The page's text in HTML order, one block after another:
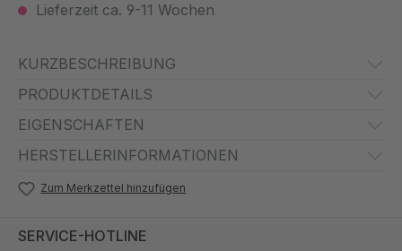
Lieferzeit ca. 9-11 Wochen
KURZBESCHREIBUNG
PRODUKTDETAILS
EIGENSCHAFTEN
HERSTELLERINFORMATIONEN
Zum Merkzettel hinzufügen
SERVICE-HOTLINE